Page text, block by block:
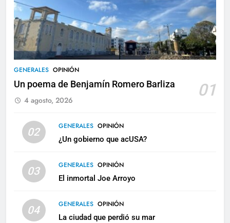
GENERALES OPINIÓN
Un poema de Benjamín Romero Barliza 01
4 agosto, 2026
02 GENERALES OPINIÓN
¿Un gobierno que acUSA?
03 GENERALES OPINIÓN
El inmortal Joe Arroyo
04 GENERALES OPINIÓN
La ciudad que perdió su mar